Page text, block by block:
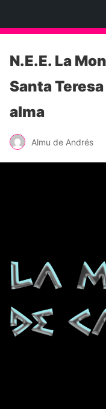
N.E.E. La
Santa
alma
Almu de Andrés